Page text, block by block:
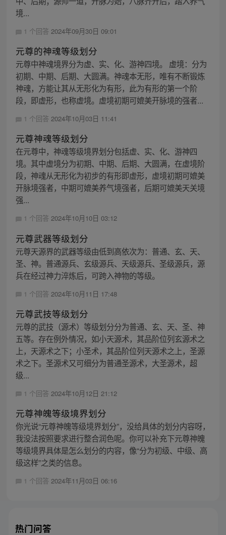
境...
1 个回答 2024年09月30日 09:01
元尊的神魂等级划分
元尊中神魂境界分为虚、实、化、游神四境。 虚境：分为
初期、中期、后期、大圆满。神魂本无形，唯有不断锻炼
神魂，方能让其从无形化为有形，此为有形的第一个阶
段，即虚形，也称虚境。虚境初期可媲美开脉境的强者...
1 个回答 2024年10月03日 11:41
元尊神魂等级划分
在元尊中，神魂等级境界划分包括虚、实、化、游神四
境。其中虚境分为初期、中期、后期、大圆满，在虚境阶
段，神魂从无形化为初步的有形即虚形，虚境初期可媲美
开脉境强者，中期可媲美养气境强者，后期可媲美天关境
强...
1 个回答 2024年10月10日 03:12
元尊武器等级划分
元尊天源界的武器等级由低到高依次为：普通、玄、天、
圣、神。普通源兵、玄级源兵、天级源兵、圣级源兵，源
兵在经过神力淬炼后，可跨入神物的等级。
1 个回答 2024年10月11日 17:48
元尊武技等级划分
元尊的武技（源术）等级划分分为普通、玄、天、圣、神
五等。存在例外情况，如小天源术，其品阶位列玄源术之
上，天源术之下；小圣术，其品阶位列天源术之上，圣源
术之下。圣源术又可细分为普通圣源术，大圣源术，超
级...
1 个回答 2024年10月12日 21:12
元尊神魄等级境界划分
你光说“元尊神魄等级境界划分”，没给具体的划分内容呀，
我没法按照要求进行整合润色呢。你可以补充下元尊神魄
等级境界具体是怎么划分的内容，像“分为初级、中级、高
级这样”之类的信息。
1 个回答 2024年11月03日 06:16
热门问答